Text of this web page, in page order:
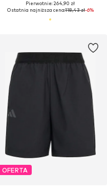
Pierwotnie: 264,90 zł
Ostatnia najniższa cena:118,43 zł-6%
OFERTA